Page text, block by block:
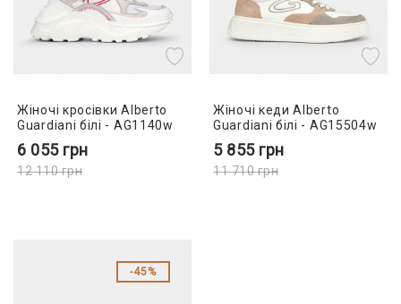
Жіночі кросівки Alberto
Guardiani білі - AG1140w
6 055 грн
12 110грн
Жіночі кеди Alberto
Guardiani білі - AG15504w
5 855 грн
11 710грн
45%